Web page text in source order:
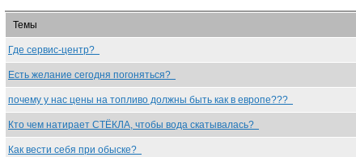
Темы
Где сервис-центр?
Есть желание сегодня погоняться?
почему у нас цены на топливо должны быть как в европе???
Кто чем натирает СТЁКЛА, чтобы вода скатывалась?
Как вести себя при обыске?